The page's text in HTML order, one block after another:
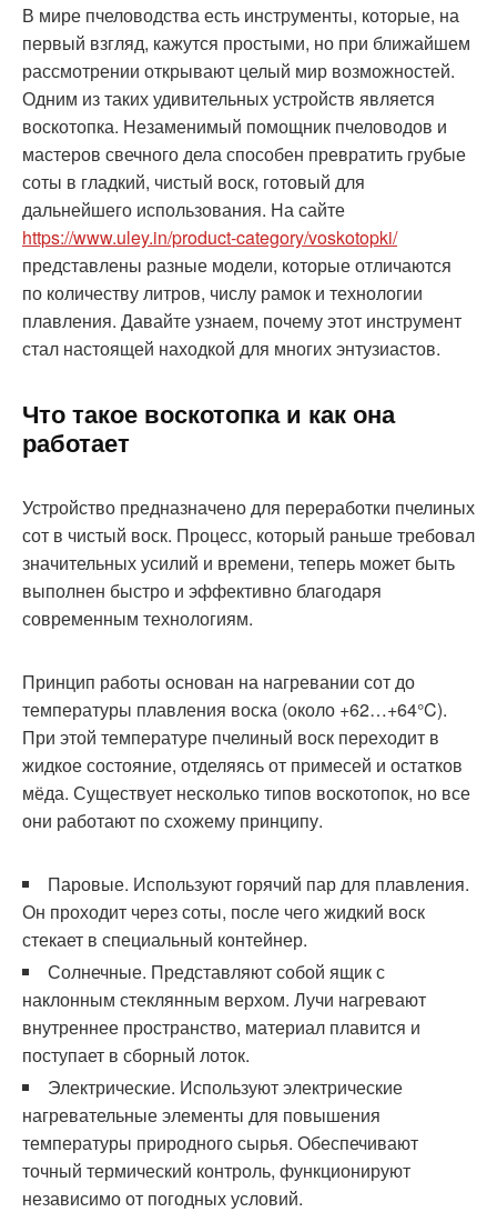
В мире пчеловодства есть инструменты, которые, на
первый взгляд, кажутся простыми, но при ближайшем
рассмотрении открывают целый мир возможностей.
Одним из таких удивительных устройств является
воскотопка. Незаменимый помощник пчеловодов и
мастеров свечного дела способен превратить грубые
соты в гладкий, чистый воск, готовый для
дальнейшего использования. На сайте
https://www.uley.in/product-category/voskotopki/
представлены разные модели, которые отличаются
по количеству литров, числу рамок и технологии
плавления. Давайте узнаем, почему этот инструмент
стал настоящей находкой для многих энтузиастов.
Что такое воскотопка и как она
работает
Устройство предназначено для переработки пчелиных
сот в чистый воск. Процесс, который раньше требовал
значительных усилий и времени, теперь может быть
выполнен быстро и эффективно благодаря
современным технологиям.
Принцип работы основан на нагревании сот до
температуры плавления воска (около +62…+64°C).
При этой температуре пчелиный воск переходит в
жидкое состояние, отделяясь от примесей и остатков
мёда. Существует несколько типов воскотопок, но все
они работают по схожему принципу.
Паровые. Используют горячий пар для плавления.
Он проходит через соты, после чего жидкий воск
стекает в специальный контейнер.
Солнечные. Представляют собой ящик с
наклонным стеклянным верхом. Лучи нагревают
внутреннее пространство, материал плавится и
поступает в сборный лоток.
Электрические. Используют электрические
нагревательные элементы для повышения
температуры природного сырья. Обеспечивают
точный термический контроль, функционируют
независимо от погодных условий.